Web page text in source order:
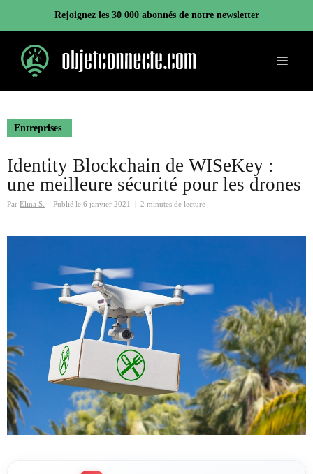
contenu
Rejoignez les 30 000 abonnés de notre newsletter
Menu
Entreprises
Identity Blockchain de WISeKey :
une meilleure sécurité pour les drones
Par Elina S. Publié le 6 janvier 2021 2 minutes de lecture